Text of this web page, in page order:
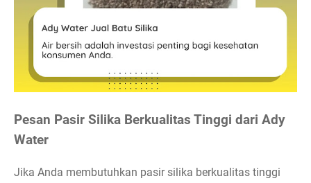
Pesan Pasir Silika Berkualitas Tinggi dari Ady
Water
Jika Anda membutuhkan pasir silika berkualitas tinggi